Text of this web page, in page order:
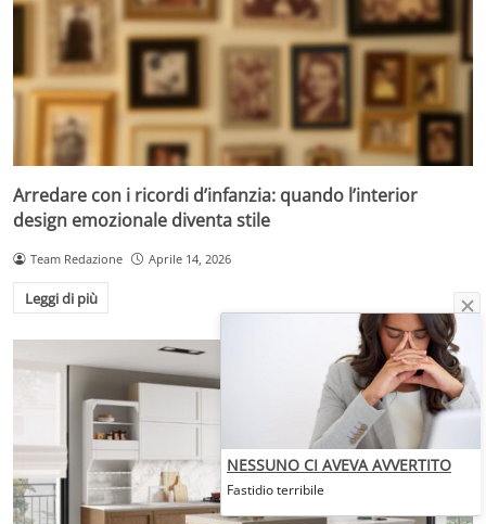
Arredare con i ricordi d’infanzia: quando l’interior
design emozionale diventa stile
Team Redazione Aprile 14, 2026
Leggi di più
NESSUNO CI AVEVA AVVERTITO
Fastidio terribile